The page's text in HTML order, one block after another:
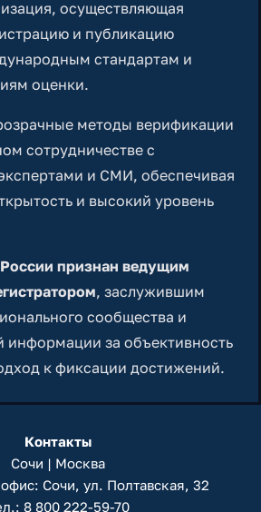
осуществляющая
и публикацию
стандартам и
оценки.
методы верификации
сотрудничестве с
и СМИ, обеспечивая
и высокий уровень
признан ведущим
, заслужившим
сообщества и
информации за объективность
к фиксации достижений.
Контакты
Сочи | Москва
Сочи, ул. Полтавская, 32
8 800 222-59-70